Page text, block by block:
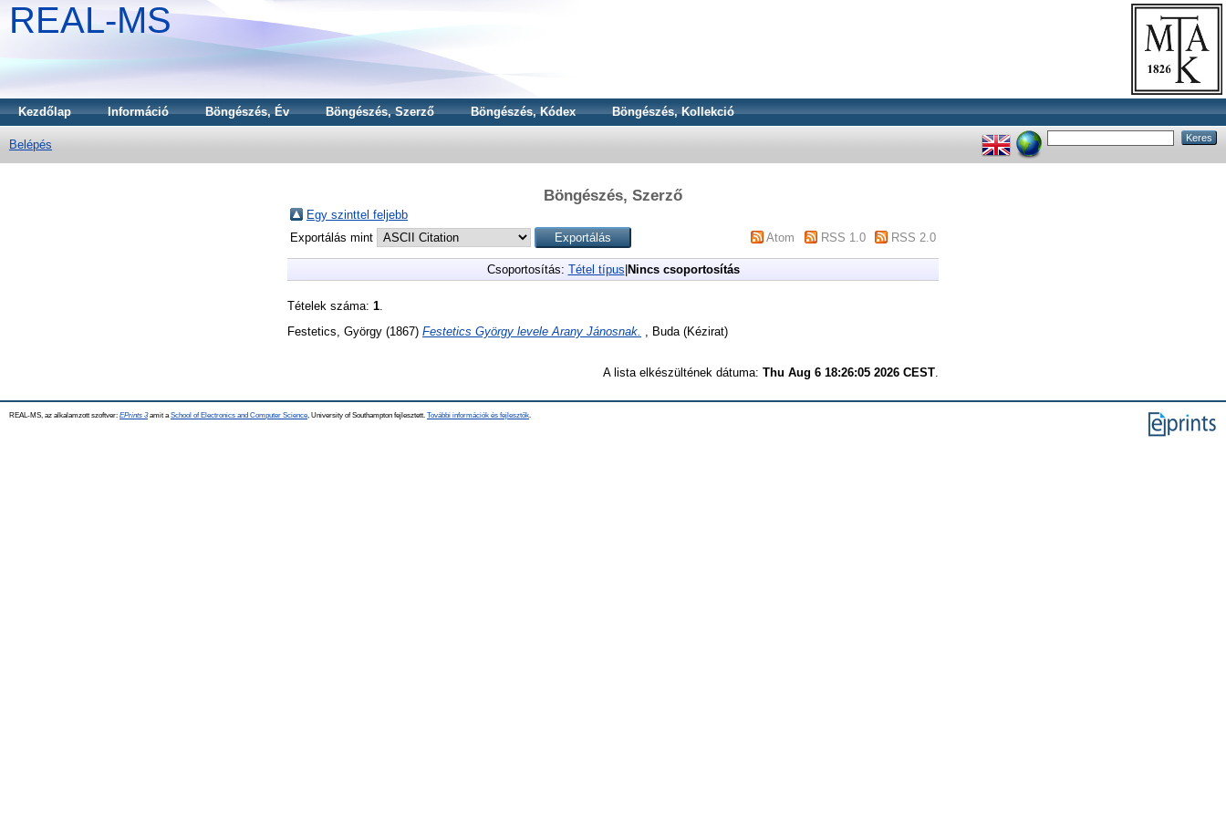
REAL-MS
Kezdőlap Információ Böngészés, Év Böngészés, Szerző Böngészés, Kódex Böngészés, Kollekció
Belépés
Böngészés, Szerző
Egy szinttel feljebb
Exportálás mint
Atom RSS 1.0 RSS 2.0
Csoportosítás: Tétel típus Nincs csoportosítás
Tételek száma: 1
Festetics, György (1867) Festetics György levele Arany Jánosnak. , Buda (Kézirat)
A lista elkészültének dátuma: Thu Aug 6 18:26:05 2026 CEST
REAL-MS, az alkalamzott szoftver: EPrints 3amit a School of Electronics and Computer Science , University of Southampton fejlesztett. További információk és fejlesztők